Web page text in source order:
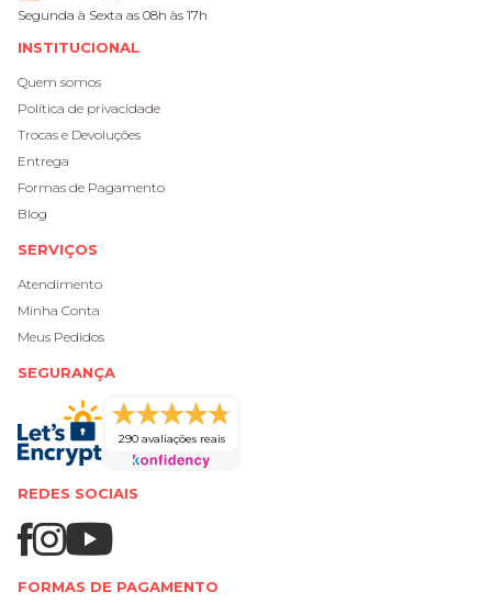
Segunda à Sexta as 08h às 17h
INSTITUCIONAL
Quem somos
Política de privacidade
Trocas e Devoluções
Entrega
Formas de Pagamento
Blog
SERVIÇOS
Atendimento
Minha Conta
Meus Pedidos
SEGURANÇA
290 avaliações reais
REDES SOCIAIS
FORMAS DE PAGAMENTO